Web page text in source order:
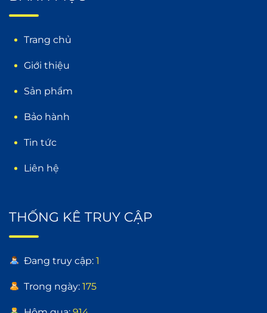
Trang chủ
Giới thiệu
Sản phẩm
Bảo hành
Tin tức
Liên hệ
THỐNG KÊ TRUY CẬP
Đang truy cập: 1
Trong ngày: 175